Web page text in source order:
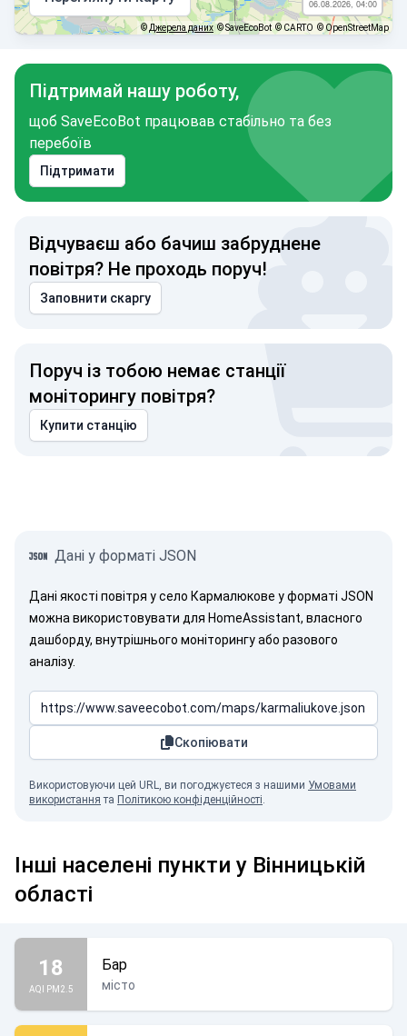
06.08.2026, 04:00
© Джерела даних © SaveEcoBot © CARTO © OpenStreetMap
Підтримай нашу роботу,
щоб SaveEcoBot працював стабільно та без
перебоїв
Підтримати
Відчуваєш або бачиш забруднене
повітря? Не проходь поруч!
Заповнити скаргу
Поруч із тобою немає станції
моніторингу повітря?
Купити станцію
Дані у форматі JSON
Дані якості повітря у село Кармалюкове у форматі JSON
можна використовувати для HomeAssistant, власного
дашборду, внутрішнього моніторингу або разового
аналізу.
Скопіювати
Використовуючи цей URL, ви погоджуєтеся з нашими Умовами
використання та Політикою конфіденційності.
Інші населені пункти у Вінницькій
області
18
AQI PM2.5
Бар
місто